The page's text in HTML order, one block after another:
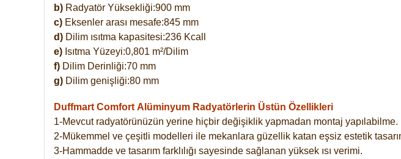
b) Radyatör Yüksekliği:900 mm
c) Eksenler arası mesafe:845 mm
d) Dilim ısıtma kapasitesi:236 Kcall
e) Isıtma Yüzeyi:0,801 m²/Dilim
f) Dilim Derinliği:70 mm
g) Dilim genişliği:80 mm
Duffmart Comfort Alüminyum Radyatörlerin Üstün Özellikleri
1-Mevcut radyatörünüzün yerine hiçbir değişiklik yapmadan montaj yapılabilme.
2-Mükemmel ve çeşitli modelleri ile mekanlara güzellik katan eşsiz estetik
3-Hammadde ve tasarım farklılığı sayesinde sağlanan yüksek ısı verimi.